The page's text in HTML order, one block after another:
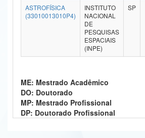
Ministério da Ciência, Tecnologia, Inovações e
Controladoria-Geral da União
Ministério da Mulher, da Família e dos Direitos
ASTROFÍSICA
(33010013010P4)
INSTITUTO
NACIONAL
DE
PESQUISAS
ESPACIAIS
(INPE)
SP
ME: Mestrado Acadêmico
DO: Doutorado
MP: Mestrado Profissional
DP: Doutorado Profissional